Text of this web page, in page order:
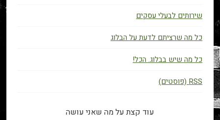
שירותים לבעלי עסקים
כל מה שרציתם לדעת על הבלוג
כל מה שיש בבלוג. הכל!
RSS (פוסטים)
עוד קצת על מה שאני עושה